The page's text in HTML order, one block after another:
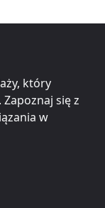
który
się z
w